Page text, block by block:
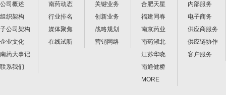
公司概述
组织架构
子公司架构
企业文化
南药大事记
联系我们
南药动态
行业排名
媒体聚焦
在线试听
关键业务
创新业务
战略规划
营销网络
合肥天星
福建同春
南京药业
南药湖北
江苏华晓
南通健桥
MORE
内部服务
电子商务
供应商服务
供应链协作
客户服务